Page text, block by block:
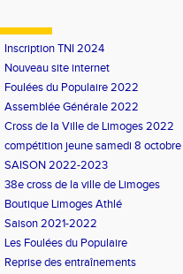
Inscription TNI 2024
Nouveau site internet
Foulées du Populaire 2022
Assemblée Générale 2022
Cross de la Ville de Limoges 2022
compétition jeune samedi 8 octobre
SAISON 2022-2023
38e cross de la ville de Limoges
Boutique Limoges Athlé
Saison 2021-2022
Les Foulées du Populaire
Reprise des entraînements